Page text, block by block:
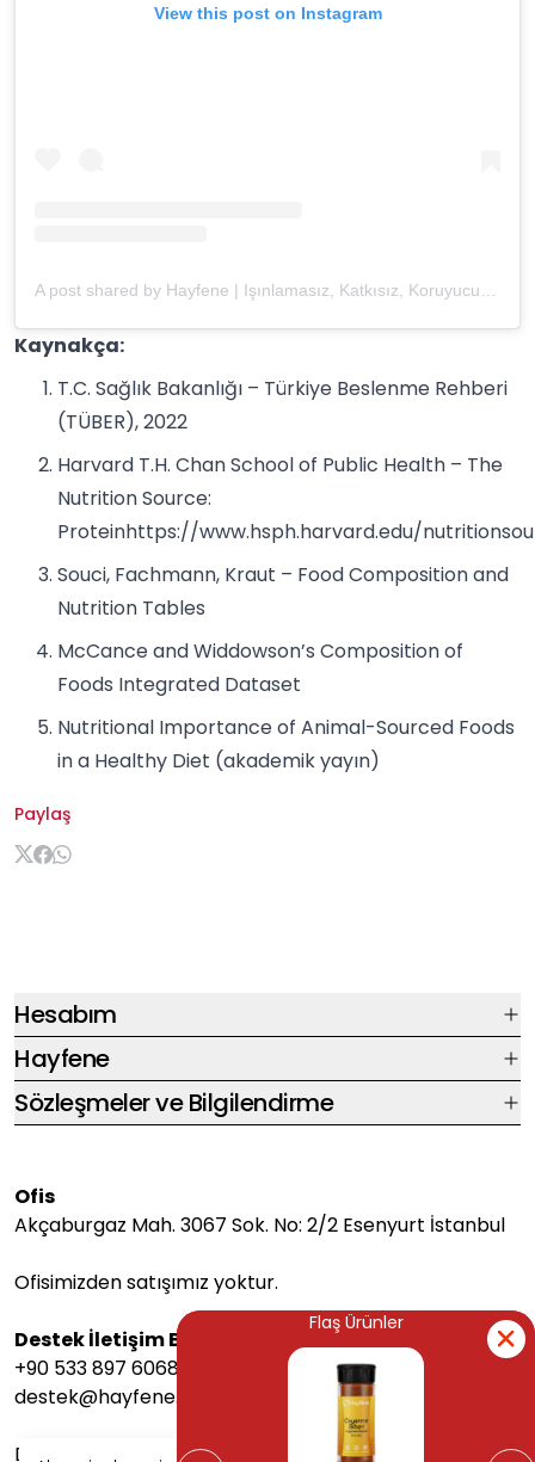
View this post on Instagram
Kaynakça:
T.C. Sağlık Bakanlığı – Türkiye Beslenme Rehberi
(TÜBER), 2022
Harvard T.H. Chan School of Public Health – The
Nutrition Source:
Proteinhttps://www.hsph.harvard.edu/
Souci, Fachmann, Kraut – Food Composition and
Nutrition Tables
McCance and Widdowson’s Composition of
Foods Integrated Dataset
Nutritional Importance of Animal-Sourced Foods
in a Healthy Diet (akademik yayın)
Paylaş
Hesabım
Hayfene
Sözleşmeler ve Bilgilendirme
Ofis
Akçaburgaz Mah. 3067 Sok. No: 2/2 Esenyurt İstanbul
Ofisimizden satışımız yoktur.
Destek İletişim Bilgileri
+90 533 897 6068
destek@hayfene.com
Destek saatlerimiz Pazartesi-Cuma arası 08:00-17:00
Flaş Ürünler
Flaş Ürünler